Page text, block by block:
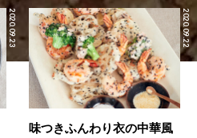
2020.09.23 2020.09.22
味つきふんわり衣の中華風